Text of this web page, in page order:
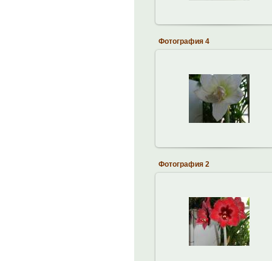
Фотография 4
10.12.2012
brodskiy
Фотография 2
10.12.2012
brodskiy